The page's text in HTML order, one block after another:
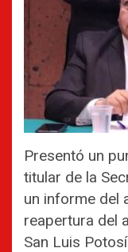
Presentó un
titular de la
un informe del
reapertura del
San Luis